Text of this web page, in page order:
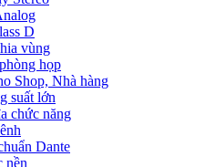
D
vùng
họp
Shop, Nhà hàng
suất lớn
chức năng
Dante
nền